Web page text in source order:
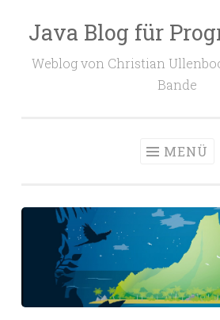
Zum
springen
Java Blog für
Weblog von Christian
Bande
MENÜ